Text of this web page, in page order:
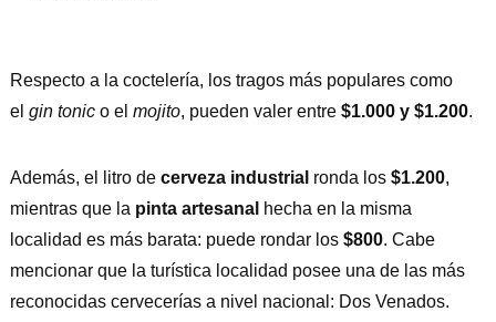
Respecto a la coctelería, los tragos más populares como
el gin tonico el mojito, pueden valer entre $1.000 y $1.200.
Además, el litro de cerveza industrial ronda los$1.200,
mientras que la pinta artesanal hecha en la misma
localidad es más barata: puede rondar los $800. Cabe
mencionar que la turística localidad posee una de las más
reconocidas cervecerías a nivel nacional: Dos Venados.